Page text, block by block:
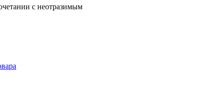
с неотразимым